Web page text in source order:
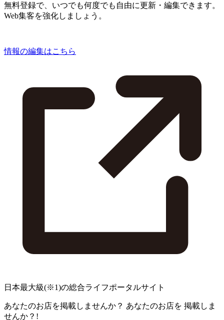
無料登録で、いつでも何度でも自由に更新・編集できます。
Web集客を強化しましょう。
情報の編集はこちら
日本最大級(※1)の総合ライフポータルサイト
あなたのお店を掲載しませんか？ あなたのお店を 掲載しま
せんか？!